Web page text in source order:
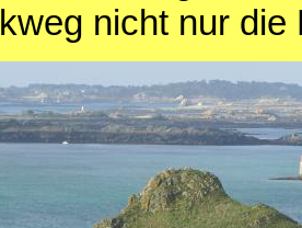
nicht nur die